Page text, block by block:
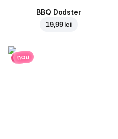
BBQ Dodster
19,99 lei
nou